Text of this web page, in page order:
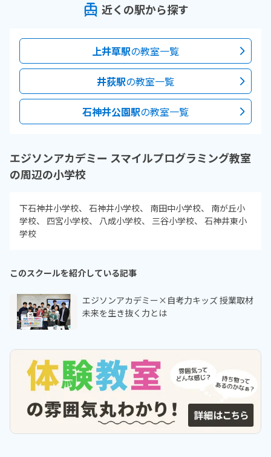
近くの駅から探す
上井草駅の教室一覧
井荻駅の教室一覧
石神井公園駅の教室一覧
エジソンアカデミー スマイルプログラミング教室
の周辺の小学校
下石神井小学校 石神井小学校 南田中小学校
南が丘小
学校
四宮小学校 八成小学校 三谷小学校
石神井東小
学校
このスクールを紹介している記事
エジソンアカデミー×自考力キッズ 授業取材
未来を生き抜く力とは